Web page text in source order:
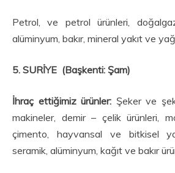
Petrol, ve petrol ürünleri,
alüminyum, bakır, mineral yakıt ve
5. SURİYE (Başkenti: Şam)
İhraç ettiğimiz ürünler: Şeker ve
makineler, demir – çelik ürünleri,
çimen­to, hayvansal ve bitkisel
seramik, alüminyum, kağıt ve bakır